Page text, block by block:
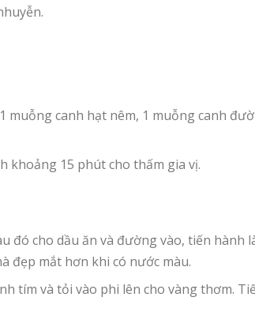
canh hạt nêm, 1 muỗng canh
khoảng 15 phút cho thấm gia vị.
đó cho dầu ăn và đường vào, tiến
đẹp mắt hơn khi có nước màu.
tím và tỏi vào phi lên cho vàng thơm.